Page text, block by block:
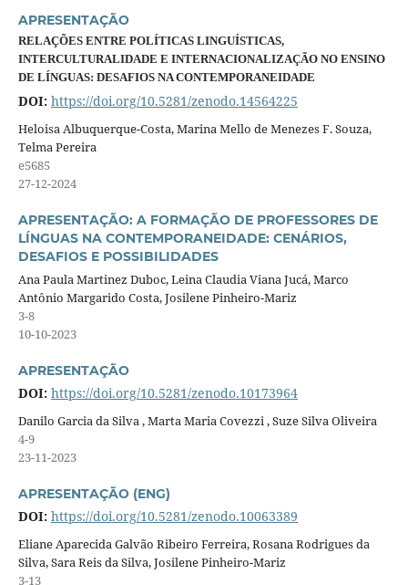
APRESENTAÇÃO
RELAÇÕES ENTRE POLÍTICAS LINGUÍSTICAS,
INTERCULTURALIDADE E INTERNACIONALIZAÇÃO NO ENSINO
DE LÍNGUAS: DESAFIOS NA CONTEMPORANEIDADE
DOI: https://doi.org/10.5281/zenodo.14564225
Heloisa Albuquerque-Costa, Marina Mello de Menezes F. Souza,
Telma Pereira
e5685
27-12-2024
APRESENTAÇÃO: A FORMAÇÃO DE PROFESSORES DE
LÍNGUAS NA CONTEMPORANEIDADE: CENÁRIOS,
DESAFIOS E POSSIBILIDADES
Ana Paula Martinez Duboc, Leina Claudia Viana Jucá, Marco
Antônio Margarido Costa, Josilene Pinheiro-Mariz
3-8
10-10-2023
APRESENTAÇÃO
DOI: https://doi.org/10.5281/zenodo.10173964
Danilo Garcia da Silva , Marta Maria Covezzi , Suze Silva Oliveira
4-9
23-11-2023
APRESENTAÇÃO (ENG)
DOI: https://doi.org/10.5281/zenodo.10063389
Eliane Aparecida Galvão Ribeiro Ferreira, Rosana Rodrigues da
Silva, Sara Reis da Silva, Josilene Pinheiro-Mariz
3-13